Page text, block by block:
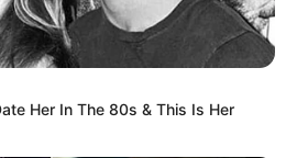
Her In The 80s & This Is Her